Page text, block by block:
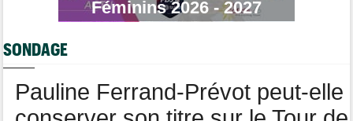
WorldTour
Féminins 2026 - 2027
SONDAGE
Pauline Ferrand-Prévot peut-elle